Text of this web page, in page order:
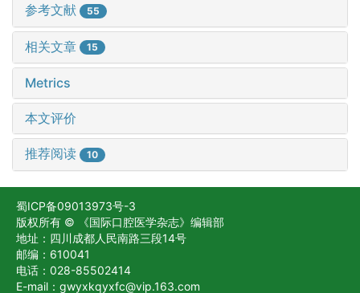
参考文献 55
相关文章 15
Metrics
本文评价
推荐阅读 10
蜀ICP备09013973号-3
版权所有 © 《国际口腔医学杂志》编辑部
地址：四川成都人民南路三段14号
邮编：610041
电话：028-85502414
E-mail：gwyxkqyxfc@vip.163.com